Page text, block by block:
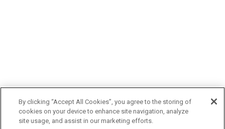
By clicking “Accept All Cookies”, you agree to the storing of
cookies on your device to enhance site navigation, analyze
site usage, and assist in our marketing efforts.